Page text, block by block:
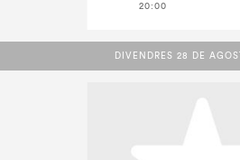
20:00
DIVENDRES 28 DE
DIVENDRES 28 DE